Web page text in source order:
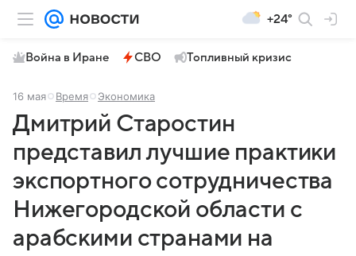
+24°
Война в Иране СВО Топливный кризис
16 мая Время Экономика
Дмитрий Старостин
представил лучшие практики
экспортного сотрудничества
Нижегородской области с
арабскими странами на